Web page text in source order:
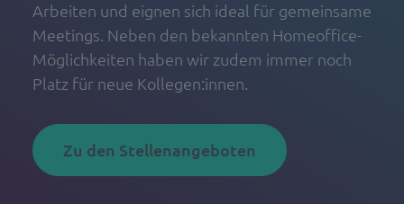
Arbeiten und eignen sich ideal für gemeinsame
Meetings. Neben den bekannten Homeoffice-
Möglichkeiten haben wir zudem immer noch
Platz für neue Kollegen:innen.
Zu den Stellenangeboten